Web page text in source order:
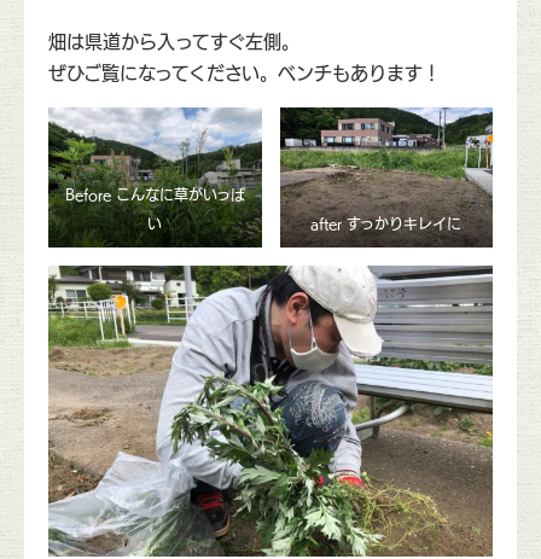
畑は県道から入ってすぐ左側。
ぜひご覧になってください。ベンチもあります！
Before こんなに草がいっぱ
い
after すっかりキレイに